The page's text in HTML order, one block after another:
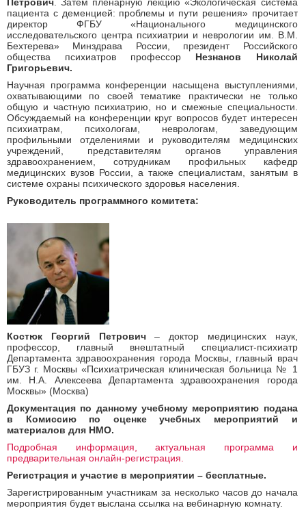
пациента с деменцией: проблемы и пути решения» прочитает
директор ФГБУ «Национального медицинского
исследовательского центра психиатрии и неврологии им. В.М.
Бехтерева» Минздрава России, президент Российского
общества психиатров профессор Незнанов Николай
Григорьевич.
Научная программа конференции насыщена выступлениями,
охватывающими по своей тематике практически не только
общую и частную психиатрию, но и смежные специальности.
Обсуждаемый на конференции круг вопросов будет интересен
психиатрам, психологам, неврологам, заведующим
профильными отделениями и руководителям медицинских
учреждений, представителям органов управления
здравоохранением, сотрудникам профильных кафедр
медицинских вузов России, а также специалистам, занятым в
системе охраны психического здоровья населения.
Руководитель программного комитета:
Костюк Георгий Петрович–
доктор медицинских наук,
профессор, главный внештатный специалист-психиатр
Департамента здравоохранения города Москвы, главный врач
ГБУЗ г. Москвы «Психиатрическая клиническая больница № 1
им. Н.А. Алексеева Департамента здравоохранения города
Москвы» (Москва)
Документация по данному учебному мероприятию подана
в Комиссию по оценке учебных мероприятий и
материалов для НМО.
Подробная информация, актуальная программа и
предварительная онлайн-регистрация.
Регистрация и участие в мероприятии – бесплатные.
Зарегистрированным участникам за несколько часов до начала
мероприятия будет выслана ссылка на вебинарную комнату.